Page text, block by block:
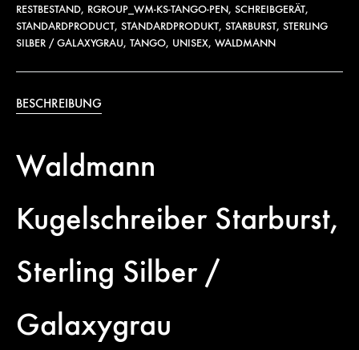
RESTBESTAND, RGROUP_WM-KS-TANGO-PEN, SCHREIBGERÄT,
STANDARDPRODUCT, STANDARDPRODUKT, STARBURST, STERLING
SILBER / GALAXYGRAU, TANGO, UNISEX, WALDMANN
BESCHREIBUNG
Waldmann
Kugelschreiber Starburst,
Sterling Silber /
Galaxygrau